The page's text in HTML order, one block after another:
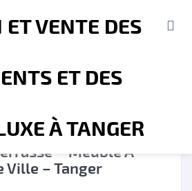
❮ ❯
– Meublé A
Ville – Tanger